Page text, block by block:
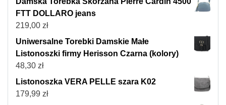
FTT DOLLARO jeans
219,00 zł
Uniwersalne Torebki Damskie Małe
Listonoszki firmy Herisson Czarna (kolory)
48,30 zł
Listonoszka VERA PELLE szara K02
179,99 zł